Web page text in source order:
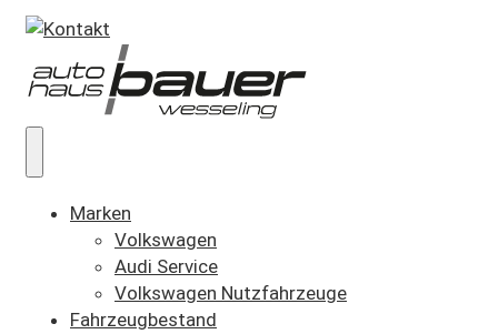
Marken
Volkswagen
Audi Service
Volkswagen Nutzfahrzeuge
Fahrzeugbestand